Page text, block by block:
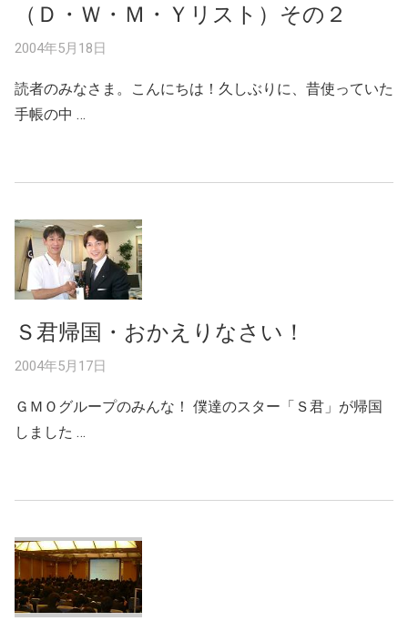
（Ｄ・Ｗ・Ｍ・Ｙリスト）その２
2004年5月18日
読者のみなさま。こんにちは！久しぶりに、昔使っていた
手帳の中 …
Ｓ君帰国・おかえりなさい！
2004年5月17日
ＧＭＯグループのみんな！ 僕達のスター「Ｓ君」が帰国
しました …